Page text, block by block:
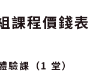
課程價錢表
驗課（1 堂）